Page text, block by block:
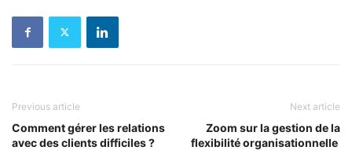
Previous article
Comment gérer les relations
avec des clients difficiles ?
Next article
Zoom sur la gestion de la
flexibilité organisationnelle